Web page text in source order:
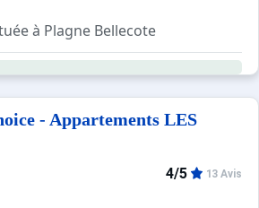
à Plagne Bellecote
9 étages avec ascenseur, très
la nuit.
sont situés à 100 mètres.
extérieur payants
- Appartements LES
4/5 13 Avis